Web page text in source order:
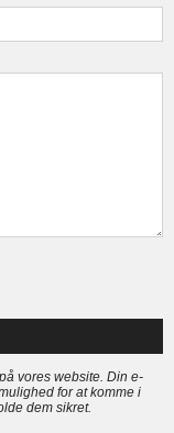
vores website. Din e-
for at komme i
dem sikret.